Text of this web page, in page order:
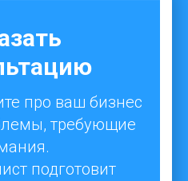
про ваш бизнес
требующие
подготовит